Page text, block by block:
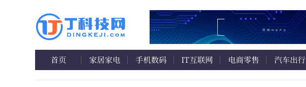
首页 家居家电 手机数码 IT互联网 电商零售 汽车出行